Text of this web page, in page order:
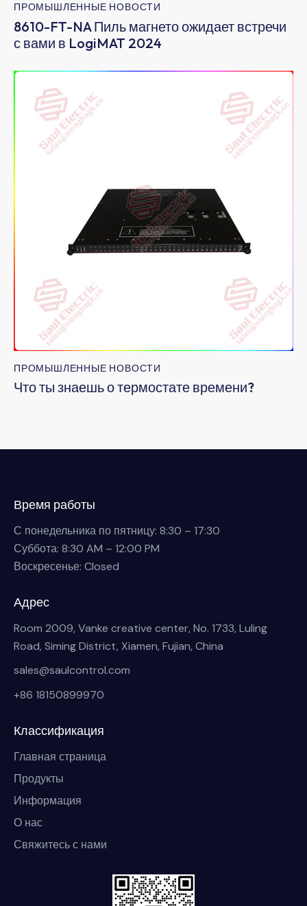
ПРОМЫШЛЕННЫЕ НОВОСТИ
8610-FT-NA Пиль магнето ожидает встречи
с вами в LogiMAT 2024
ПРОМЫШЛЕННЫЕ НОВОСТИ
Что ты знаешь о термостате времени?
Время работы
С понедельника по пятницу: 8:30 – 17:30
Суббота: 8:30 AM – 12:00 PM
Воскресенье: Closed
Адрес
Room 2009, Vanke creative center, No. 1733, Luling
Road, Siming District, Xiamen, Fujian, China
sales@saulcontrol.com
+86 18150899970
Классификация
Главная страница
Продукты
Информация
О нас
Свяжитесь с нами